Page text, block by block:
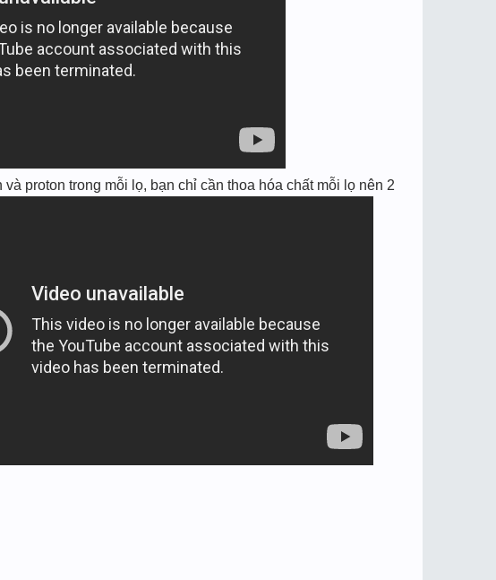
proton trong mỗi lọ, bạn chỉ cần thoa hóa chất mỗi lọ nên 2